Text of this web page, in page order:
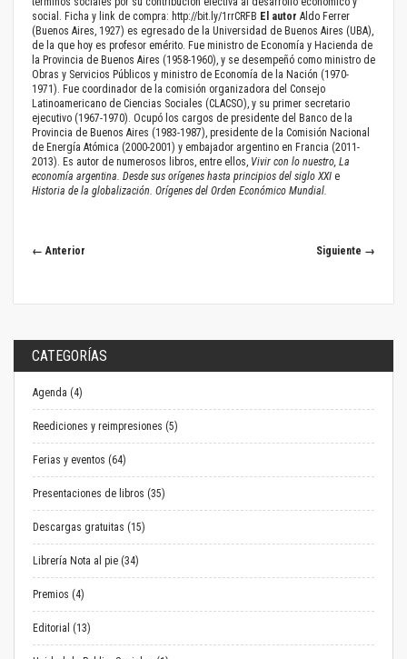
social. Ficha y link de compra: http://bit.ly/1rrCRFB El autor Aldo Ferrer
(Buenos Aires, 1927) es egresado de la Universidad de Buenos Aires (UBA),
de la que hoy es profesor emérito. Fue ministro de Economía y Hacienda de
la Provincia de Buenos Aires (1958-1960), y se desempeñó como ministro de
Obras y Servicios Públicos y ministro de Economía de la Nación (1970-
1971). Fue coordinador de la comisión organizadora del Consejo
Latinoamericano de Ciencias Sociales (CLACSO), y su primer secretario
ejecutivo (1967-1970). Ocupó los cargos de presidente del Banco de la
Provincia de Buenos Aires (1983-1987), presidente de la Comisión Nacional
de Energía Atómica (2000-2001) y embajador argentino en Francia (2011-
2013). Es autor de numerosos libros, entre ellos, Vivir con lo nuestro, La
economía argentina. Desde sus orígenes hasta principios del siglo XXI e
Historia de la globalización. Orígenes del Orden Económico Mundial.
← Anterior Siguiente →
CATEGORÍAS
Agenda (4)
Reediciones y reimpresiones (5)
Ferias y eventos (64)
Presentaciones de libros (35)
Descargas gratuitas (15)
Librería Nota al pie (34)
Premios (4)
Editorial (13)